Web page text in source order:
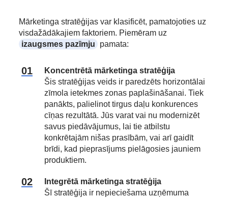
Mārketinga stratēģijas var klasificēt, pamatojoties uz
visdažādākajiem faktoriem. Piemēram uz
izaugsmes pazīmju
pamata:
Koncentrētā mārketinga stratēģija
Šis stratēģijas veids ir paredzēts horizontālai
zīmola ietekmes zonas paplašināšanai. Tiek
panākts, palielinot tirgus daļu konkurences
cīņas rezultātā. Jūs varat vai nu modernizēt
savus piedāvājumus, lai tie atbilstu
konkrētajām nišas prasībām, vai arī gaidīt
brīdi, kad pieprasījums pielāgosies jauniem
produktiem.
Integrētā mārketinga stratēģija
Šī stratēģija ir nepieciešama uzņēmuma